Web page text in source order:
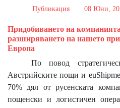
Публикация 08 Юни,
Придобиването на
разширяването на нашето
Европа
По повод
Австрийските пощи и
70% дял от русенската
пощенски и логистичен